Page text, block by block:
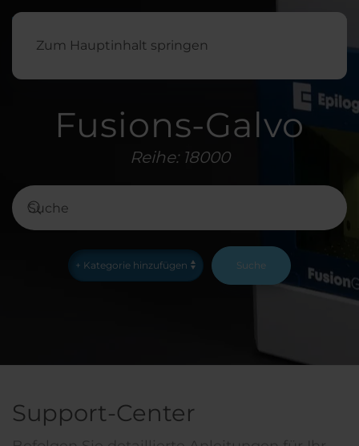
Zum Hauptinhalt springen
Fusions-Galvo
Reihe: 18000
Suche
Support-Center